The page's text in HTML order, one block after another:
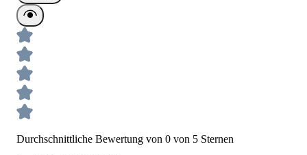
Durchschnittliche Bewertung von 0 von 5 Sternen